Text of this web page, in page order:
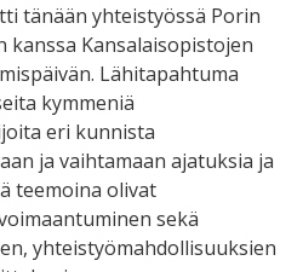
tänään yhteistyössä Porin
kanssa Kansalaisopistojen
Lähitapahtuma
kymmeniä
eri kunnista
ja vaihtamaan ajatuksia ja
teemoina olivat
sekä
yhteistyömahdollisuuksien